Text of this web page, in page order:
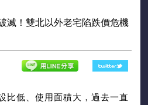
滅！雙北以外老宅陷跌價危機
比低、使用面積大，過去一直